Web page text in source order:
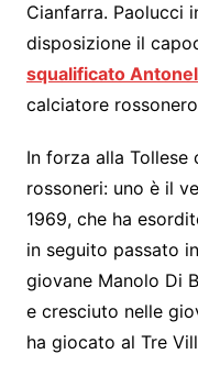
Cianfarra. Paolucci
disposizione il
squalificato
calciatore
In forza alla Tollese
rossoneri: uno è il
1969, che ha
in seguito passato
giovane Manolo Di
e cresciuto nelle
ha giocato al Tre